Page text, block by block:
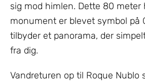
sig mod himlen. Dette 80 meter
monument er blevet symbol på
tilbyder et panorama, der
fra dig.
Vandreturen op til Roque Nublo